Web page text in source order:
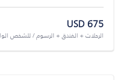
USD 675
الرحلات + الفندق + الرسوم / للشخص